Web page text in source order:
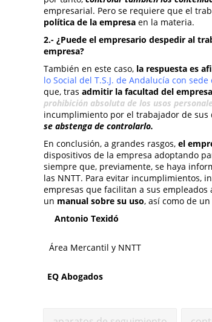
empresarial. Pero se requiere que el
política de la empresa en la materia.
2.- ¿Puede el empresario despedir al
empresa?
También en este caso, la respuesta es
lo Social del T.S.J. de Andalucía con
que, tras admitir la facultad del
prohibición absoluta de los usos
incumplimiento por el trabajador de sus
se abstenga de controlarlo.
En conclusión, a grandes rasgos, el
dispositivos de la empresa adoptando
siempre que, previamente, se haya
las NNTT. Para evitar incumplimientos,
empresas que facilitan a sus
un manual sobre su uso, así como de un
Área Mercantil y NNTT
EQ